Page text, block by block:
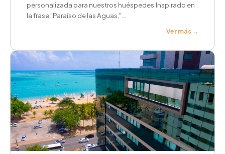
personalizada para nuestros huéspedes.Inspirado en
la frase "Paraíso de las Aguas,"…
Ver más →